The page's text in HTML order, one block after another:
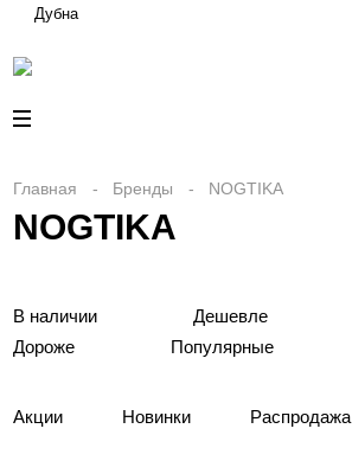
Дубна
Главная Бренды NOGTIKA
NOGTIKA
В наличии
Дешевле
Дороже
Популярные
Акции Новинки Распродажа